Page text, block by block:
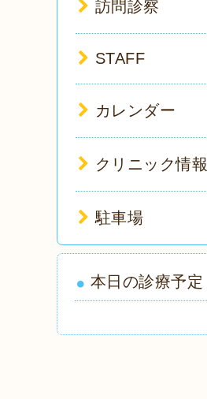
訪問診察
STAFF
カレンダー
クリニック情報
駐車場
本日の診療予定